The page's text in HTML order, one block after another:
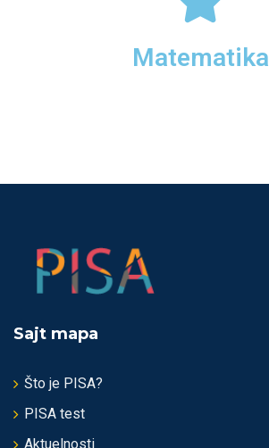
Matematika
Sajt mapa
Što je PISA?
PISA test
Aktuelnosti